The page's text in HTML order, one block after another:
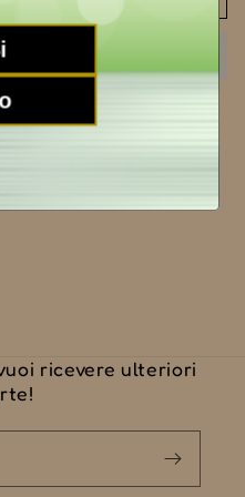
ricevere ulteriori